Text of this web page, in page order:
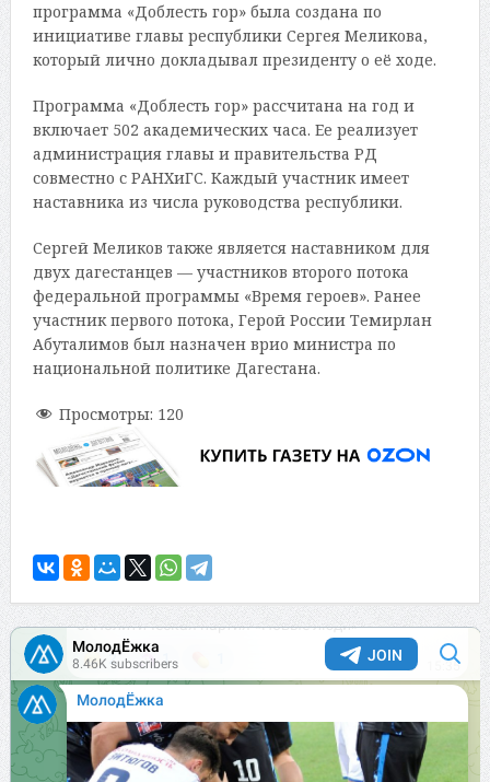
программа «Доблесть гор» была создана по
инициативе главы республики Сергея Меликова,
который лично докладывал президенту о её ходе.
Программа «Доблесть гор» рассчитана на год и
включает 502 академических часа. Ее реализует
администрация главы и правительства РД
совместно с РАНХиГС. Каждый участник имеет
наставника из числа руководства республики.
Сергей Меликов также является наставником для
двух дагестанцев — участников второго потока
федеральной программы «Время героев». Ранее
участник первого потока, Герой России Темирлан
Абуталимов был назначен врио министра по
национальной политике Дагестана.
Просмотры: 120